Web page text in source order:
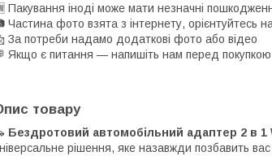
Пакування іноді може мати незначні
Частина фото взята з інтернету, орієнтуйтесь
За потреби надамо додаткові фото або відео
Якщо є питання — напишіть нам перед покупкою
товару
Бездротовий автомобільний адаптер 2 в
рішення, яке назавжди позбавить